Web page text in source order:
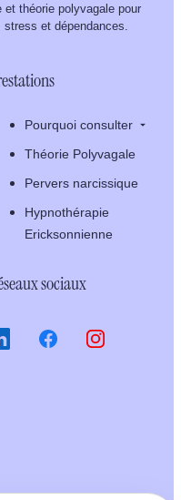
et théorie polyvagale pour
et dépendances.
Pourquoi consulter
Théorie Polyvagale
Pervers narcissique
Hypnothérapie
Ericksonnienne
sociaux